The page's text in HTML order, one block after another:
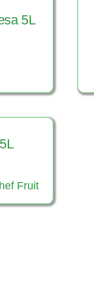
5L